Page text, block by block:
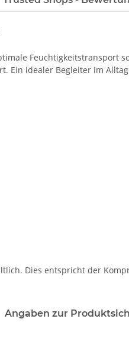
Feuchtigkeitstransport
Ein idealer Begleiter im
Dies entspricht der
Angaben zur